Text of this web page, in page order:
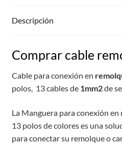
Descripción
Comprar cable
Cable para conexión en
polos, 13 cables de 1mm2de
La Manguera para conexión en
13 polos de colores es una
para conectar su remolque o